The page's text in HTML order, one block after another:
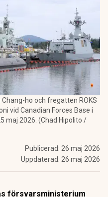
ho och fregatten ROKS
vid Canadian Forces Base i
maj 2026. (Chad Hipolito /
Publicerad: 26 maj 2026
Uppdaterad: 26 maj 2026
försvarsministerium